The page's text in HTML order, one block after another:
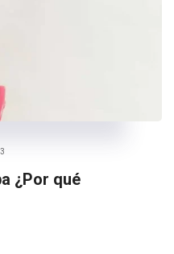
¿Por qué